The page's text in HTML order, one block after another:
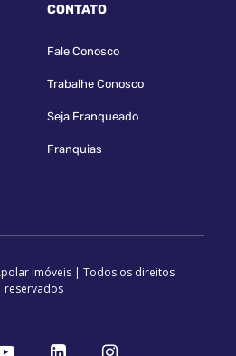
CONTATO
Fale Conosco
Trabalhe Conosco
Seja Franqueado
Franquias
Imóveis | Todos os direitos
reservados